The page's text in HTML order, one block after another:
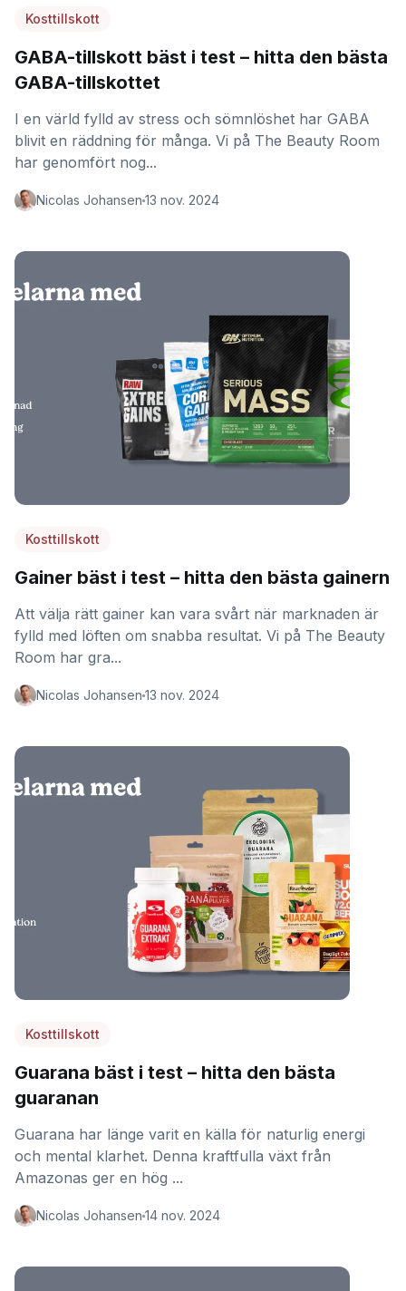
Kosttillskott
GABA-tillskott bäst i test – hitta den bästa
GABA-tillskottet
I en värld fylld av stress och sömnlöshet har GABA
blivit en räddning för många. Vi på The Beauty Room
har genomfört nog...
Nicolas Johansen 13 nov. 2024
Kosttillskott
Gainer bäst i test – hitta den bästa gainern
Att välja rätt gainer kan vara svårt när marknaden är
fylld med löften om snabba resultat. Vi på The Beauty
Room har gra...
Nicolas Johansen 13 nov. 2024
Kosttillskott
Guarana bäst i test – hitta den bästa
guaranan
Guarana har länge varit en källa för naturlig energi
och mental klarhet. Denna kraftfulla växt från
Amazonas ger en hög ...
Nicolas Johansen 14 nov. 2024